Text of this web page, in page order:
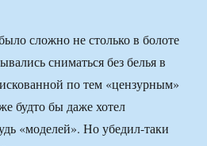
сложно не столько в болоте
сниматься без белья в
по тем «цензурным»
будто бы даже хотел
«моделей». Но убедил-таки